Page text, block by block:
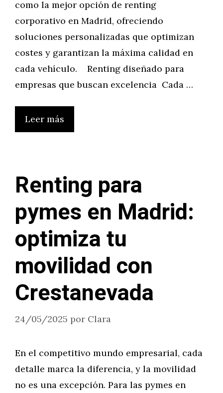
como la mejor opción de renting
corporativo en Madrid, ofreciendo
soluciones personalizadas que optimizan
costes y garantizan la máxima calidad en
cada vehículo. Renting diseñado para
empresas que buscan excelencia Cada …
Leer más
Renting para
pymes en Madrid:
optimiza tu
movilidad con
Crestanevada
24/05/2025 por Clara
En el competitivo mundo empresarial, cada
detalle marca la diferencia, y la movilidad
no es una excepción. Para las pymes en